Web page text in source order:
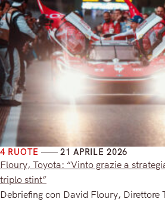
4 RUOTE 21 APRILE 2026
Floury, Toyota: “Vinto grazie a
triplo stint”
Debriefing con David Floury, Direttore